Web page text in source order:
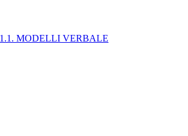
MODELLI VERBALE